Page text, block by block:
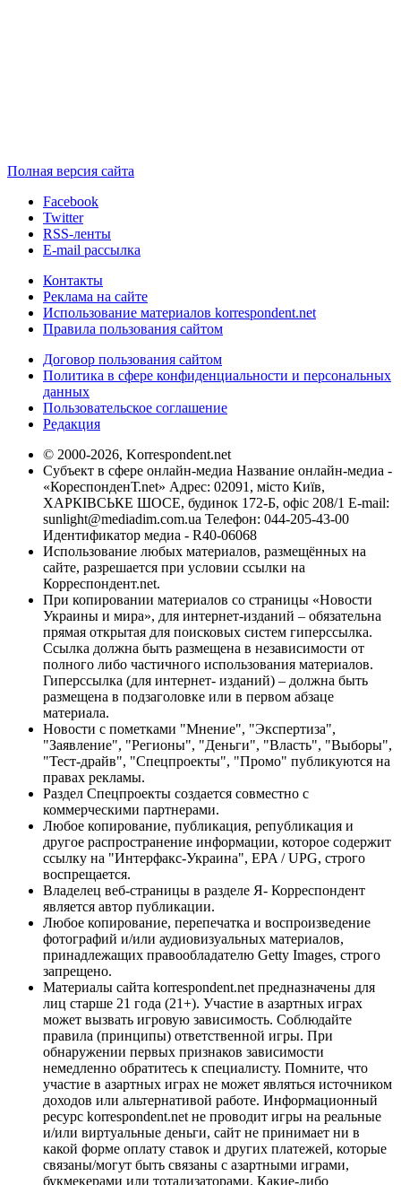
Полная версия сайта
Facebook
Twitter
RSS-ленты
E-mail рассылка
Контакты
Реклама на сайте
Использование материалов korrespondent.net
Правила пользования сайтом
Договор пользования сайтом
Политика в сфере конфиденциальности и персональных
данных
Пользовательское соглашение
Редакция
© 2000-2026, Korrespondent.net
Субъект в сфере онлайн-медиа Название онлайн-медиа -
«КореспонденТ.net» Адрес: 02091, місто Київ,
ХАРКІВСЬКЕ ШОСЕ, будинок 172-Б, офіс 208/1 E-mail:
sunlight@mediadim.com.ua Телефон: 044-205-43-00
Идентификатор медиа - R40-06068
Использование любых материалов, размещённых на
сайте, разрешается при условии ссылки на
Корреспондент.net.
При копировании материалов со страницы «Новости
Украины и мира», для интернет-изданий – обязательна
прямая открытая для поисковых систем гиперссылка.
Ссылка должна быть размещена в независимости от
полного либо частичного использования материалов.
Гиперссылка (для интернет- изданий) – должна быть
размещена в подзаголовке или в первом абзаце
материала.
Новости с пометками "Мнение", "Экспертиза",
"Заявление", "Регионы", "Деньги", "Власть", "Выборы",
"Тест-драйв", "Спецпроекты", "Промо" публикуются на
правах рекламы.
Раздел Спецпроекты создается совместно с
коммерческими партнерами.
Любое копирование, публикация, републикация и
другое распространение информации, которое содержит
ссылку на "Интерфакс-Украина", EPA / UPG, строго
воспрещается.
Владелец веб-страницы в разделе Я- Корреспондент
является автор публикации.
Любое копирование, перепечатка и воспроизведение
фотографий и/или аудиовизуальных материалов,
принадлежащих правообладателю Getty Images, строго
запрещено.
Материалы сайта korrespondent.net предназначены для
лиц старше 21 года (21+). Участие в азартных играх
может вызвать игровую зависимость. Соблюдайте
правила (принципы) ответственной игры. При
обнаружении первых признаков зависимости
немедленно обратитесь к специалисту. Помните, что
участие в азартных играх не может являться источником
доходов или альтернативой работе. Информационный
ресурс korrespondent.net не проводит игры на реальные
и/или виртуальные деньги, сайт не принимает ни в
какой форме оплату ставок и других платежей, которые
связаны/могут быть связаны с азартными играми,
букмекерами или тотализаторами. Какие-либо